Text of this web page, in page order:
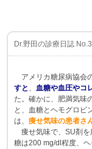
Dr.野田の診療日誌
アメリカ糖尿病協会
すと 、血糖や血圧やコ
た。確かに、肥満気味
と、血糖とヘモグロビ
は、痩せ気味の患者さ
痩せ気味で、SU剤を
糖は200 mg/dl程度、